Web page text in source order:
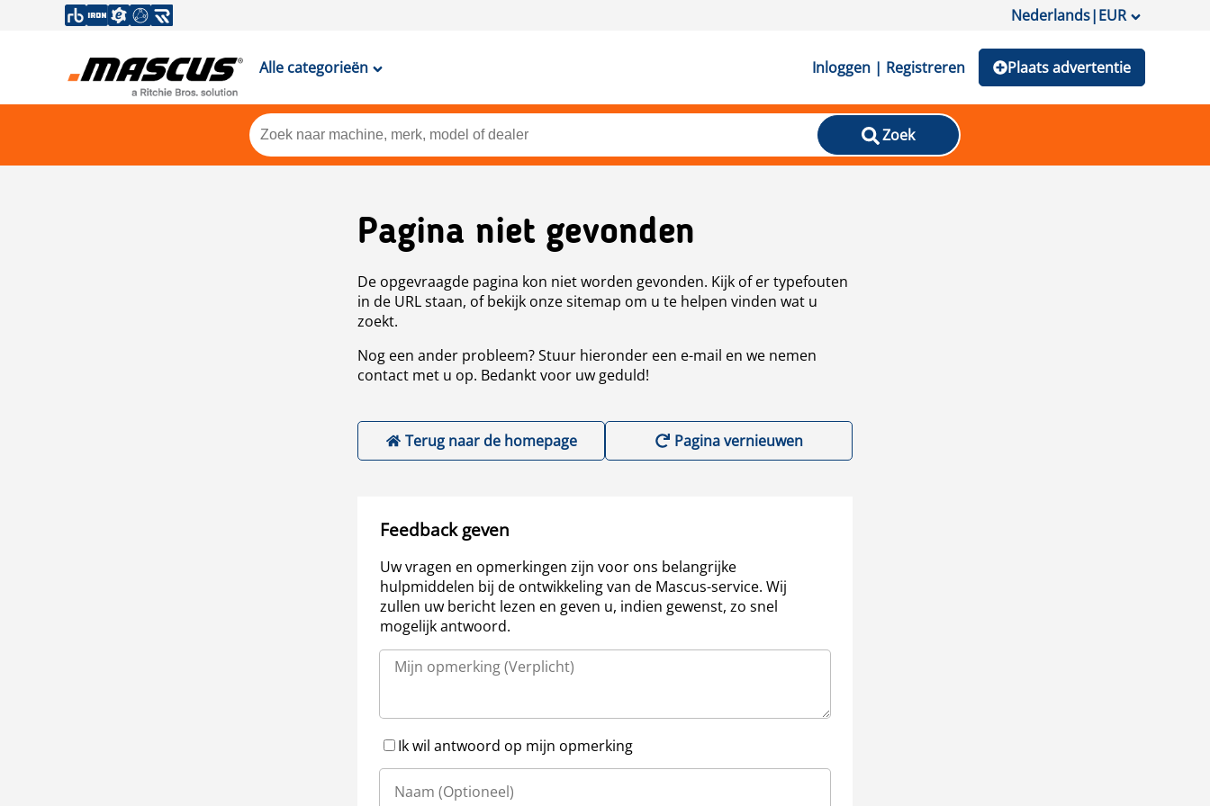
Nederlands|EUR
Alle categorieën Inloggen | Registreren Plaats advertentie
Zoek
Pagina niet gevonden
De opgevraagde pagina kon niet worden gevonden. Kijk of er typefouten
in de URL staan, of bekijk onze sitemap om u te helpen vinden wat u
zoekt.
Nog een ander probleem? Stuur hieronder een e-mail en we nemen
contact met u op. Bedankt voor uw geduld!
Terug naar de homepage Pagina vernieuwen
Feedback geven
Uw vragen en opmerkingen zijn voor ons belangrijke
hulpmiddelen bij de ontwikkeling van de Mascus-service. Wij
zullen uw bericht lezen en geven u, indien gewenst, zo snel
mogelijk antwoord.
Ik wil antwoord op mijn opmerking